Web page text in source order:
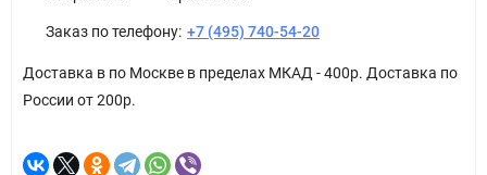
Заказ по телефону: +7 (495) 740-54-20
Доставка в по Москве в пределах МКАД - 400р. Доставка по
России от 200р.